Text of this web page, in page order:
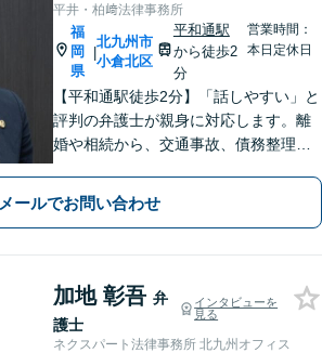
平井・柏﨑法律事務所
福
岡
県
|
北九州市
小倉北区
平和通駅
から徒歩2
分
営業時間：
本日定休日
【平和通駅徒歩2分】「話しやすい」と
評判の弁護士が親身に対応します。離
婚や相続から、交通事故、債務整理、
の母としての視点も活かし、不安に寄
り添った丁寧なご説明をお約束しま
メールでお問い合わせ
加地 彰吾 弁
護士
インタビューを
見る
ネクスパート法律事務所 北九州オフィス